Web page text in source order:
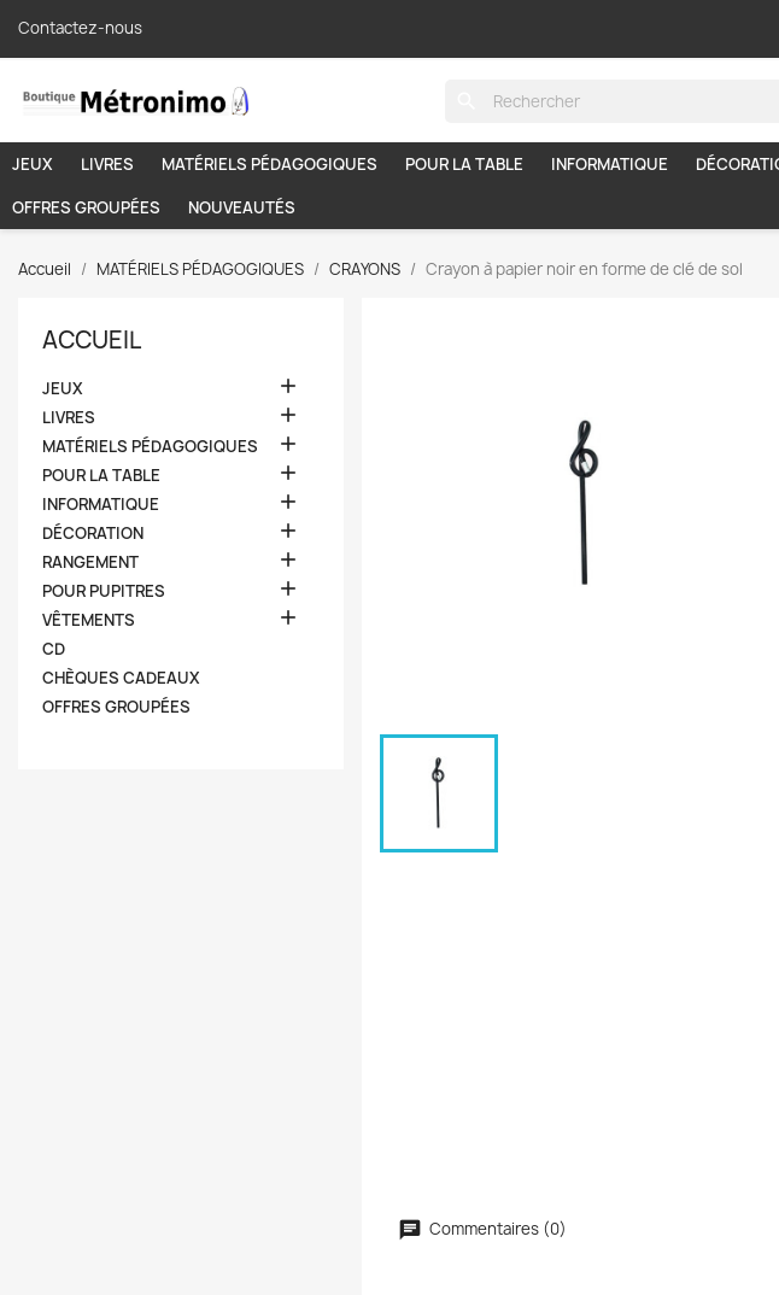
Contactez-nous
JEUX LIVRES MATÉRIELS PÉDAGOGIQUES POUR LA TABLE INFORMATIQUE
OFFRES GROUPÉES
NOUVEAUTÉS
Accueil MATÉRIELS PÉDAGOGIQUES CRAYONS Crayon à papier noir en forme de clé de sol
ACCUEIL
JEUX 
LIVRES 
MATÉRIELS PÉDAGOGIQUES 
POUR LA TABLE 
INFORMATIQUE 
DÉCORATION 
RANGEMENT 
POUR PUPITRES 
VÊTEMENTS 
CD
CHÈQUES CADEAUX
OFFRES GROUPÉES
Commentaires (0)